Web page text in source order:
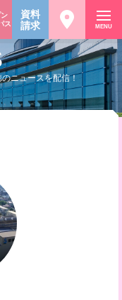
ス
資料
請求
MENU
ニュースを配信！